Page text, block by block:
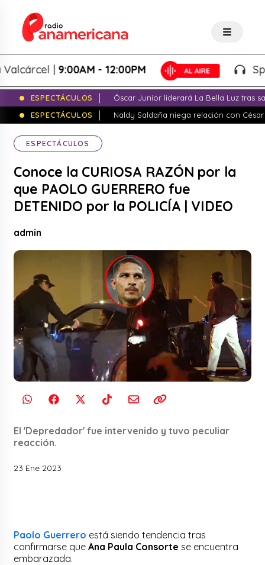
|9:00AM - 12:00PM
ESPECTÁCULOS
Óscar Junior liderará La Bella Luz tras
ESPECTÁCULOS
Naldy Saldaña niega relación con
ESPECTÁCULOS
Conoce la CURIOSA RAZÓN por la
que PAOLO GUERRERO fue
DETENIDO por la POLICÍA | VIDEO
admin
El 'Depredador' fue intervenido y tuvo peculiar
reacción.
23 Ene 2023
Paolo Guerrero está siendo tendencia tras
confirmarse queAna Paula Consorte se encuentra
embarazada.